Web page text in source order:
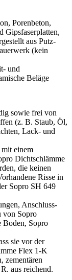
Porenbeton,
Gipsfaserplatten,
aus Putz-
(kein
und
Beläge
sowie frei von
(z. B. Staub, Öl,
Lack- und
einem
Dichtschlämme
die keinen
Risse in
Sopro SH 649
Anschluss-
von Sopro
Boden, Sopro
sie vor der
Flex 1-K
zementären
aus reichend.